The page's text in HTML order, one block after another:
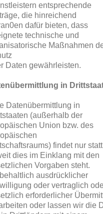
entsprechende
die hinreichend
dafür bieten, dass
technische und
Maßnahmen
Daten gewährleisten.
in
Datenübermittlung in
(außerhalb der
Union bzw. des
findet nur
dies im Einklang mit den
Vorgaben steht.
ausdrücklicher
oder vertraglich
erforderlicher
oder lassen wir die